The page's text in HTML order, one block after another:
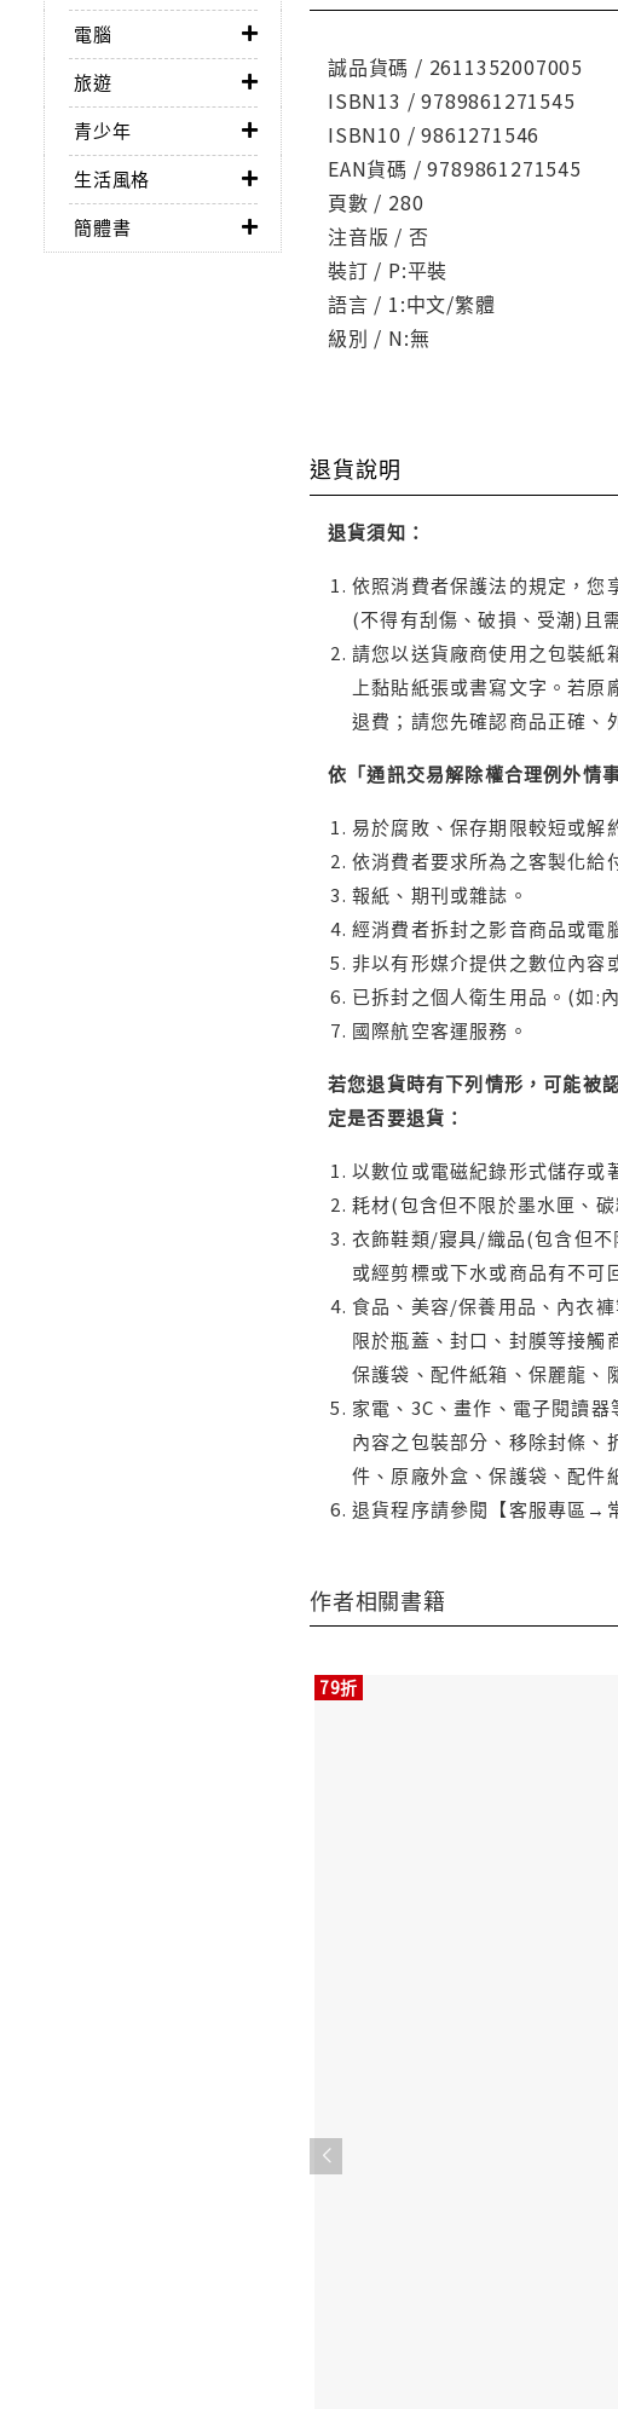
電腦
旅遊
青少年
生活風格
簡體書
誠品貨碼 / 2611352007005
ISBN13 / 9789861271545
ISBN10 / 9861271546
EAN貨碼 / 9789861271545
頁數 / 280
注音版 / 否
裝訂 / P:平裝
語言 / 1:中文/繁體
級別 / N:無
退貨說明
退貨須知：
依照消費者保護法的規定，您
(不得有刮傷、破損、受潮)且
請您以送貨廠商使用之包裝紙
上黏貼紙張或書寫文字。若
退費；請您先確認商品正確、
依「通訊交易解除權合理例外情
易於腐敗、保存期限較短或解
依消費者要求所為之客製化給
報紙、期刊或雜誌。
經消費者拆封之影音商品或電
非以有形媒介提供之數位內容
已拆封之個人衛生用品。(如:
國際航空客運服務。
若您退貨時有下列情形，可能被
定是否要退貨：
以數位或電磁紀錄形式儲存或
耗材(包含但不限於墨水匣、
衣飾鞋類/寢具/織品(包含但不
或經剪標或下水或商品有不可
食品、美容/保養用品、內衣
限於瓶蓋、封口、封膜等接觸
保護袋、配件紙箱、保麗龍、
家電、3C、畫作、電子閱讀
內容之包裝部分、移除封條
件、原廠外盒、保護袋、配件
退貨程序請參閱【客服專區→
作者相關書籍
79折